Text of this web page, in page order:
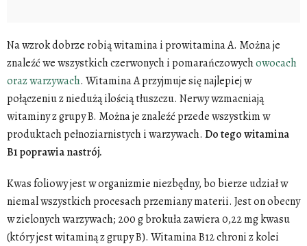
Na wzrok dobrze robią witamina i prowitamina A. Można je
znaleźć we wszystkich czerwonych i pomarańczowychowocach
oraz warzywach. Witamina A przyjmuje się najlepiej w
połączeniu z niedużą ilością tłuszczu. Nerwy wzmacniają
witaminy z grupy B. Można je znaleźć przede wszystkim w
produktach pełnoziarnistych i warzywach. Do tego witamina
B1 poprawia nastrój.
Kwas foliowy jest w organizmie niezbędny, bo bierze udział w
niemal wszystkich procesach przemiany materii. Jest on obecny
w zielonych warzywach; 200 g brokuła zawiera 0,22 mg kwasu
(który jest witaminą z grupy B). Witamina B12 chroni z kolei